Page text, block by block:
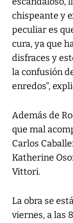
chispeante y
peculiar es
cura, ya que
disfraces y
la confusión
enredos”,
Además de
que mal
Carlos
Katherine
Vittori.
La obra se
viernes, a las